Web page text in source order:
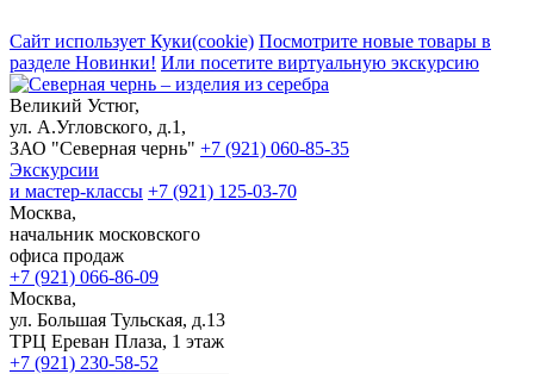
Сайт использует Куки(cookie) Посмотрите новые товары в
разделе Новинки! Или посетите виртуальную экскурсию
Великий Устюг,
ул. А.Угловского, д.1,
ЗАО "Северная чернь" +7 (921) 060-85-35
Экскурсии
и мастер-классы +7 (921) 125-03-70
Москва,
начальник московского
офиса продаж
+7 (921) 066-86-09
Москва,
ул. Большая Тульская, д.13
ТРЦ Ереван Плаза, 1 этаж
+7 (921) 230-58-52